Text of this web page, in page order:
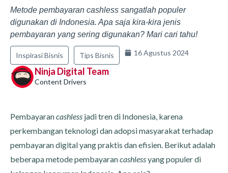
Metode pembayaran cashless sangatlah populer
digunakan di Indonesia. Apa saja kira-kira jenis
pembayaran yang sering digunakan? Mari cari tahu!
Inspirasi Bisnis Tips Bisnis 16 Agustus 2024
Ninja Digital Team
Content Drivers
Pembayarancashless jadi tren di Indonesia, karena
perkembangan teknologi dan adopsi masyarakat terhadap
pembayaran digital yang praktis dan efisien. Berikut adalah
beberapa metode pembayarancashlessyang populer di